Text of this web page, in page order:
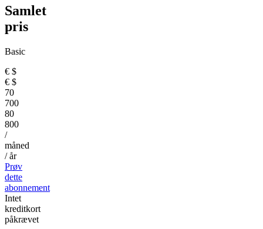
Samlet
pris
Basic
€ $
€ $
70
700
80
800
/
måned
/ år
Prøv
dette
abonnement
Intet
kreditkort
påkrævet